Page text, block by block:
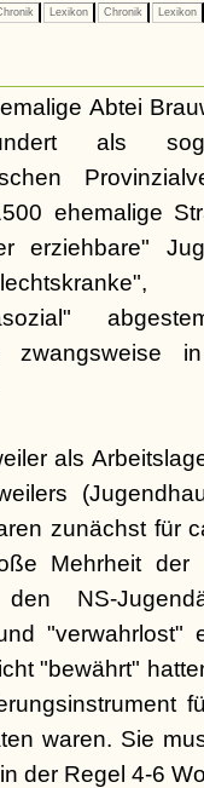
Lexikon Chronik Lexikon
Abtei
als
ehemalige
erziehbare"
zwangsweise
als
zunächst für
Mehrheit der
NS-
"verwahrlost"
"bewährt"
waren. Sie
der Regel 4-6